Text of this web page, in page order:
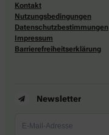
Kontakt
Nutzungsbedingungen
Datenschutzbestimmungen
Impressum
Barrierefreiheitserklärung
Newsletter